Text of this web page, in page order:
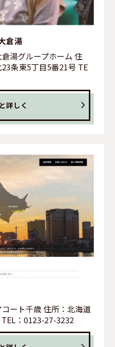
倉湯
湯グループホーム 住
条東5丁目5番21号 TE
詳しく
ート千歳 住所：北海道
：0123-27-3232